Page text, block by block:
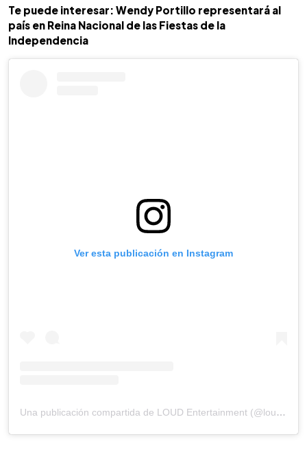
Te puede interesar: Wendy Portillo representará al
país en Reina Nacional de las Fiestas de la
Independencia
Ver esta publicación en Instagram
Una publicación compartida de LOUD Entertainment (@loudelsalvador)